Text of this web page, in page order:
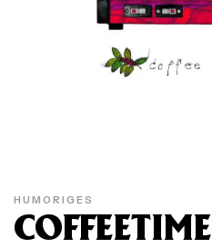
HUMORIGES
COFFEETIME